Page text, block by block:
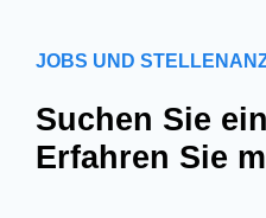
JOBS UND
Suchen Sie
Erfahren Sie